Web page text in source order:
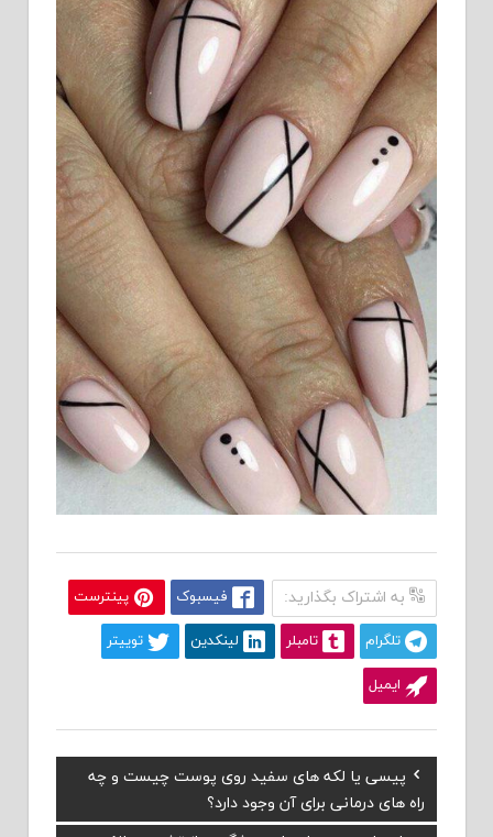
به اشتراک بگذارید: فیسبوک پینترست
تلگرام تامبلر لینکدین توییتر
ایمیل
راهبری
Previous
Post:
پیسی یا لکه های سفید روی پوست چیست و چه
راه های درمانی برای آن وجود دارد؟